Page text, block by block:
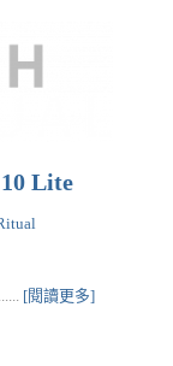
10 Lite
...... [閱讀更多]